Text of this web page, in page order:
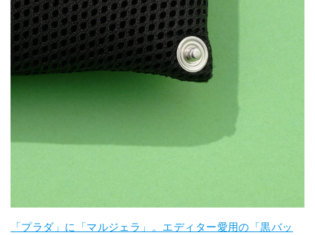
「プラダ」に「マルジェラ」。エディター愛用の「黒バッ